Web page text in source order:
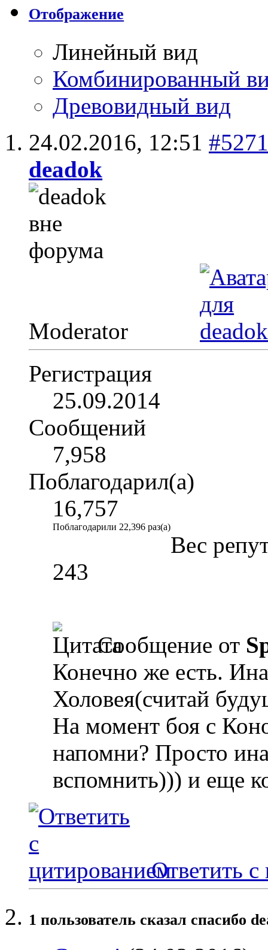
Отображение
Линейный вид
Комбинированный
Древовидный вид
24.02.2016, 12:51 #5271
deadok
Moderator
Регистрация
25.09.2014
Сообщений
7,958
Поблагодарил(а)
16,757
Поблагодарили 22,396 раз(а)
Вес
243
Сообщение от
Конечно же есть.
Холовея(считай
На момент боя с
напомни? Просто
вспомнить))) и еще
Ответить с
1 пользователь сказал cпасибо